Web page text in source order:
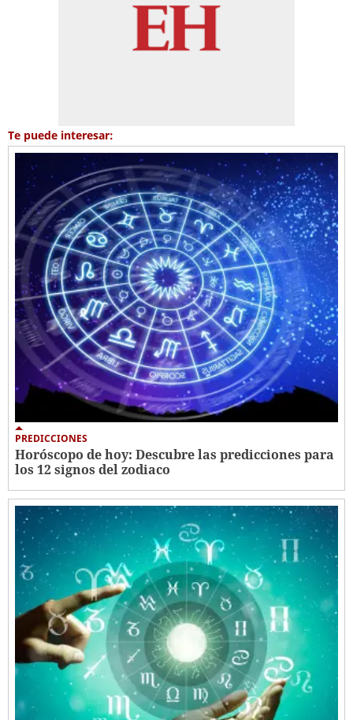
Te puede interesar:
PREDICCIONES
Horóscopo de hoy: Descubre las predicciones para
los 12 signos del zodiaco